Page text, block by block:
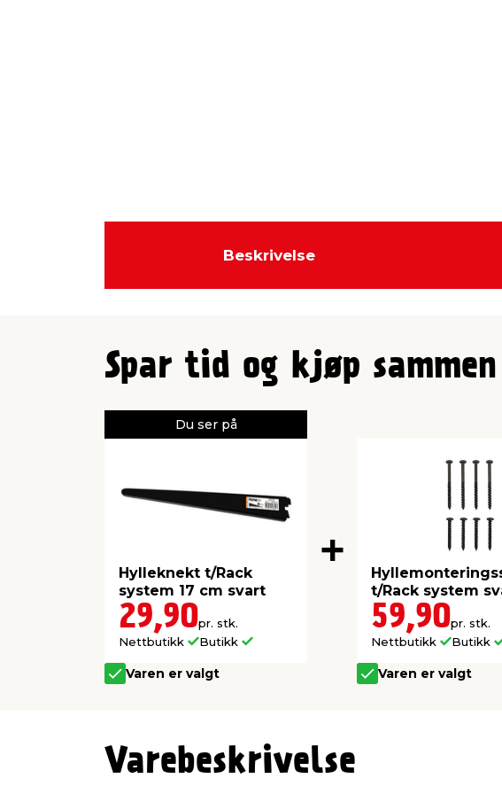
Beskrivelse
Spar tid og kjøp sammen
Du ser på
Hylleknekt t/Rack
system 17 cm svart
29,90pr. stk.
Nettbutikk
Butikk
Varen er valgt
t/Rack system
59,90pr. stk.
Nettbutikk
Butikk
Varen er valgt
Varebeskrivelse